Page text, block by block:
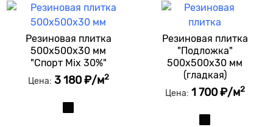
Резиновая плитка
500x500x30 мм
"Спорт Mix 30%"
Цена: 3 180 ₽/м2
Резиновая плитка
"Подложка"
500x500x30 мм
(гладкая)
Цена: 1 700 ₽/м2